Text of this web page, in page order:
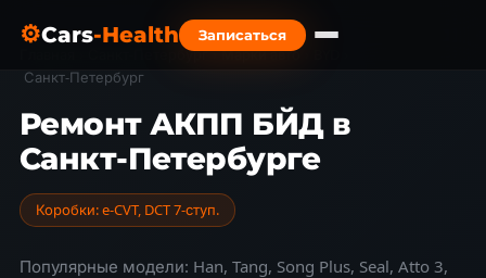
⚙Cars-Health Записаться
Санкт-Петербург › Марки авто
Санкт-Петербург
Ремонт АКПП БЙД в
Санкт-Петербурге
Коробки: e-CVT, DCT 7-ступ.
Популярные модели: Han, Tang, Song Plus, Seal, Atto 3,